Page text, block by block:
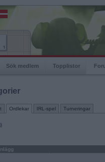
Sök medlem Topplistor
Ordlekar IRL-spel Turneringar